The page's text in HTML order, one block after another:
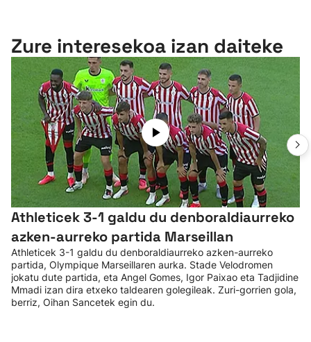
Zure interesekoa izan daiteke
Athleticek 3-1 galdu du denboraldiaurreko
azken-aurreko partida Marseillan
Athleticek 3-1 galdu du denboraldiaurreko azken-aurreko
partida, Olympique Marseillaren aurka. Stade Velodromen
jokatu dute partida, eta Angel Gomes, Igor Paixao eta Tadjidine
Mmadi izan dira etxeko taldearen golegileak. Zuri-gorrien gola,
berriz, Oihan Sancetek egin du.